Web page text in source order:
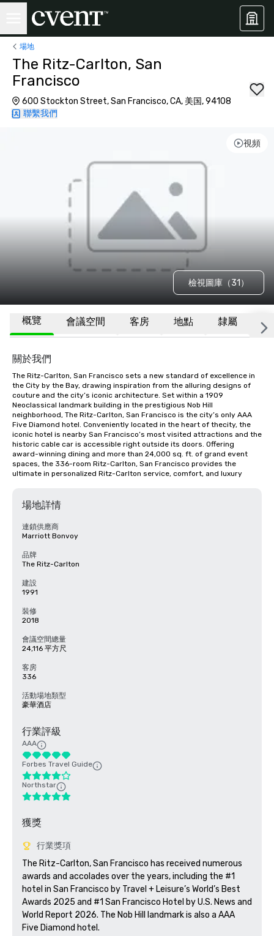
場地
The Ritz-Carlton, San
Francisco
600 Stockton Street, San Francisco, CA, 美国, 94108
聯繫我們
視頻
檢視圖庫（31）
概覽 會議空間 客房 地點 隸屬 更
關於我們
The Ritz-Carlton, San Francisco sets a new standard of excellence in
the City by the Bay, drawing inspiration from the alluring designs of
couture and the city’s iconic architecture. Set within a 1909
Neoclassical landmark building in the prestigious Nob Hill
neighborhood, The Ritz-Carlton, San Francisco is the city’s only AAA
Five Diamond hotel. Conveniently located in the heart of thecity, the
iconic hotel is nearby San Francisco’s most visited attractions and the
historic cable car is accessible right outside its doors. Offering
award-winning dining and more than 24,000 sq. ft. of grand event
spaces, the 336-room Ritz-Carlton, San Francisco provides the
ultimate in personalized Ritz-Carlton service, comfort, and luxury
場地詳情
連鎖供應商
Marriott Bonvoy
品牌
The Ritz-Carlton
建設
1991
裝修
2018
會議空間總量
24,116 平方尺
客房
336
活動場地類型
豪華酒店
行業評級
AAA
Forbes Travel Guide
Northstar
獲獎
行業獎項
The Ritz-Carlton, San Francisco has received numerous
awards and accolades over the years, including the #1
hotel in San Francisco by Travel + Leisure’s World’s Best
Awards 2025 and #1 San Francisco Hotel by U.S. News and
World Report 2026. The Nob Hill landmark is also a AAA